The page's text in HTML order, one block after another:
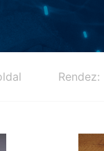
Rendez: